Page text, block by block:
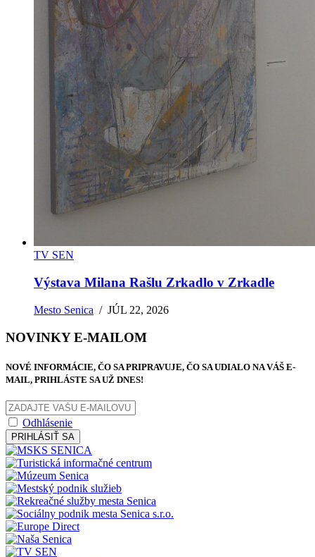
TV SEN
Výstava Milana Rašlu Zrkadlo v Zrkadle
Mesto Senica /JÚL 22, 2026
NOVINKY E-MAILOM
NOVÉ INFORMÁCIE, ČO SA PRIPRAVUJE, ČO SA UDIALO NA VÁŠ E-
MAIL, PRIHLÁSTE SA UŽ DNES!
Odhlásenie
PRIHLÁSIŤ SA